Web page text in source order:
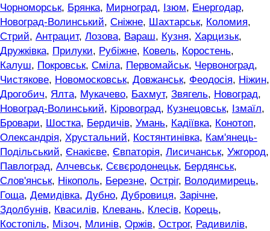
Чорноморськ, Брянка, Мирноград, Ізюм, Енергодар,
Новоград-Волинський, Сніжне, Шахтарськ, Коломия,
Стрий, Антрацит, Лозова, Вараш, Кузня, Харцизьк,
Дружківка, Прилуки, Рубіжне, Ковель, Коростень,
Калуш, Покровськ, Сміла, Первомайськ, Червоноград,
Чистякове, Новомосковськ, Довжанськ, Феодосія, Ніжин,
Дрогобич, Ялта, Мукачево, Бахмут, Звягель, Новоград,
Новоград-Волинський, Кіровоград, Кузнецовськ, Ізмаїл,
Бровари, Шостка, Бердичів, Умань, Кадіївка, Конотоп,
Олександрія, Хрустальний, Костянтинівка, Кам'янець-
Подільський, Єнакієве, Євпаторія, Лисичанськ, Ужгород,
Павлоград, Алчевськ, Сєвєродонецьк, Бердянськ,
Слов'янськ, Нікополь, Березне, Остріг, Володимирець,
Гоща, Демидівка, Дубно, Дубровиця, Зарічне,
Здолбунів, Квасилів, Клевань, Клесів, Корець,
Костопіль, Мізоч, Млинів, Оржів, Острог, Радивилів,